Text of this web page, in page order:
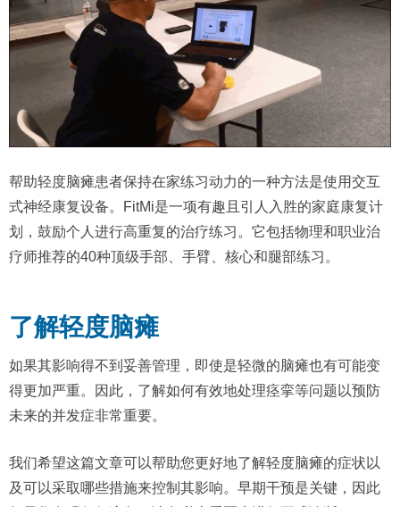
帮助轻度脑瘫患者保持在家练习动力的一种方法是使用交互
式神经康复设备。FitMi是一项有趣且引人入胜的家庭康复计
划，鼓励个人进行高重复的治疗练习。它包括物理和职业治
疗师推荐的40种顶级手部、手臂、核心和腿部练习。
了解轻度脑瘫
如果其影响得不到妥善管理，即使是轻微的脑瘫也有可能变
得更加严重。因此，了解如何有效地处理痉挛等问题以预防
未来的并发症非常重要。
我们希望这篇文章可以帮助您更好地了解轻度脑瘫的症状以
及可以采取哪些措施来控制其影响。早期干预是关键，因此